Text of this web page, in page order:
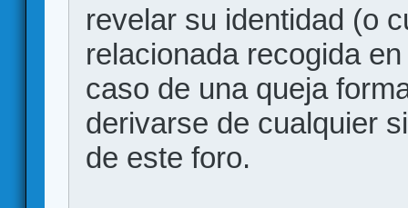
revelar su identidad (o
relacionada recogida
caso de una queja
derivarse de cualquier
de este foro.